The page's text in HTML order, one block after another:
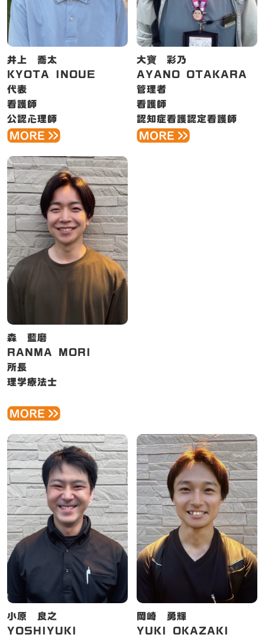
井上 喬太
KYOTA INOUE
代表
看護師
公認心理師
大寶 彩乃
AYANO OTAKARA
管理者
看護師
認知症看護認定看護師
森 藍磨
RANMA MORI
所長
理学療法士
小原 良之
YOSHIYUKI
岡崎 勇輝
YUKI OKAZAKI